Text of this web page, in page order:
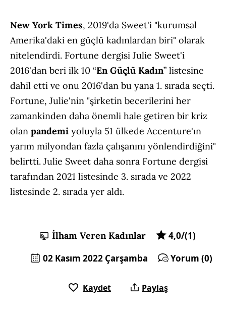
New York Times, 2019'da Sweet'i "kurumsal
Amerika'daki en güçlü kadınlardan biri" olarak
nitelendirdi. Fortune dergisi Julie Sweet'i
2016'dan beri ilk 10 “En Güçlü Kadın” listesine
dahil etti ve onu 2016'dan bu yana 1. sırada seçti.
Fortune, Julie'nin "şirketin becerilerini her
zamankinden daha önemli hale getiren bir kriz
olan pandemi yoluyla 51 ülkede Accenture'ın
yarım milyondan fazla çalışanını yönlendirdiğini"
belirtti. Julie Sweet daha sonra Fortune dergisi
tarafından 2021 listesinde 3. sırada ve 2022
listesinde 2. sırada yer aldı.
İlham Veren Kadınlar
4,0/(1)
02 Kasım 2022 Çarşamba
Yorum (0)
Kaydet Paylaş